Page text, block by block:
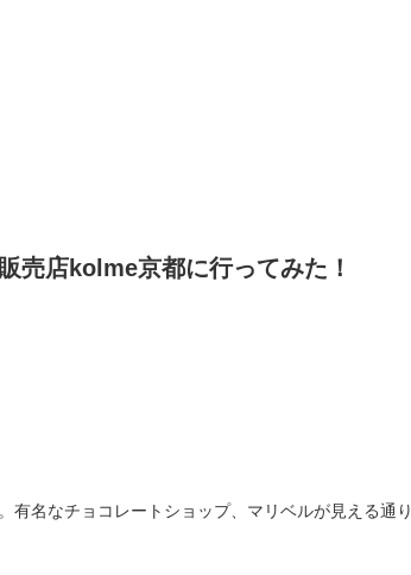
売店kolme京都に行ってみた！
有名なチョコレートショップ、マリベルが見える通り